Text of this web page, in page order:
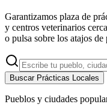
Garantizamos plaza de
y centros veterinarios
o pulsa sobre los atajos
Buscar Prácticas Locales
Pueblos y ciudades